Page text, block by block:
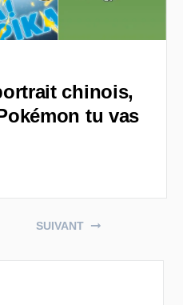
chinois,
tu vas
SUIVANT